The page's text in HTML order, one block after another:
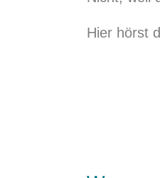
Hier hörst